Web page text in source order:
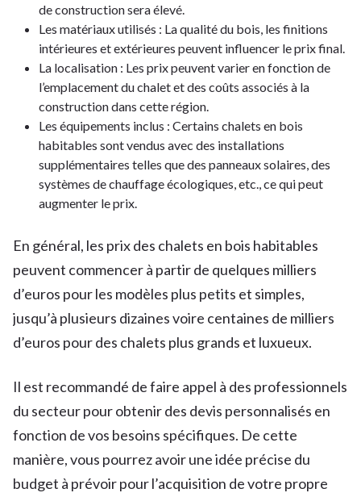
de construction sera élevé.
Les matériaux utilisés : La qualité du bois, les finitions
intérieures et extérieures peuvent influencer le prix final.
La localisation : Les prix peuvent varier en fonction de
l’emplacement du chalet et des coûts associés à la
construction dans cette région.
Les équipements inclus : Certains chalets en bois
habitables sont vendus avec des installations
supplémentaires telles que des panneaux solaires, des
systèmes de chauffage écologiques, etc., ce qui peut
augmenter le prix.
En général, les prix des chalets en bois habitables
peuvent commencer à partir de quelques milliers
d’euros pour les modèles plus petits et simples,
jusqu’à plusieurs dizaines voire centaines de milliers
d’euros pour des chalets plus grands et luxueux.
Il est recommandé de faire appel à des professionnels
du secteur pour obtenir des devis personnalisés en
fonction de vos besoins spécifiques. De cette
manière, vous pourrez avoir une idée précise du
budget à prévoir pour l’acquisition de votre propre